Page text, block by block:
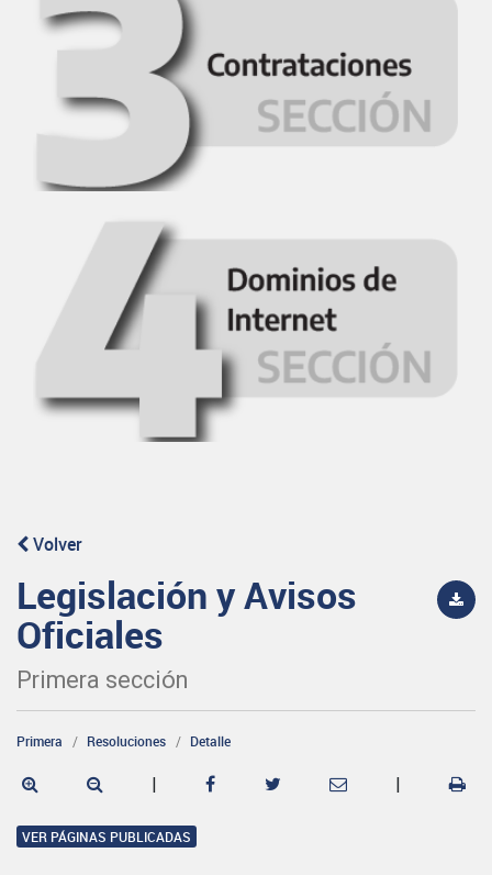
Volver
Legislación y Avisos
Oficiales
Primera sección
Primera Resoluciones Detalle
| |
VER PÁGINAS PUBLICADAS